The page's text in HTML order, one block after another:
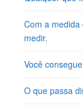
Com a
medir.
Você
O que passa